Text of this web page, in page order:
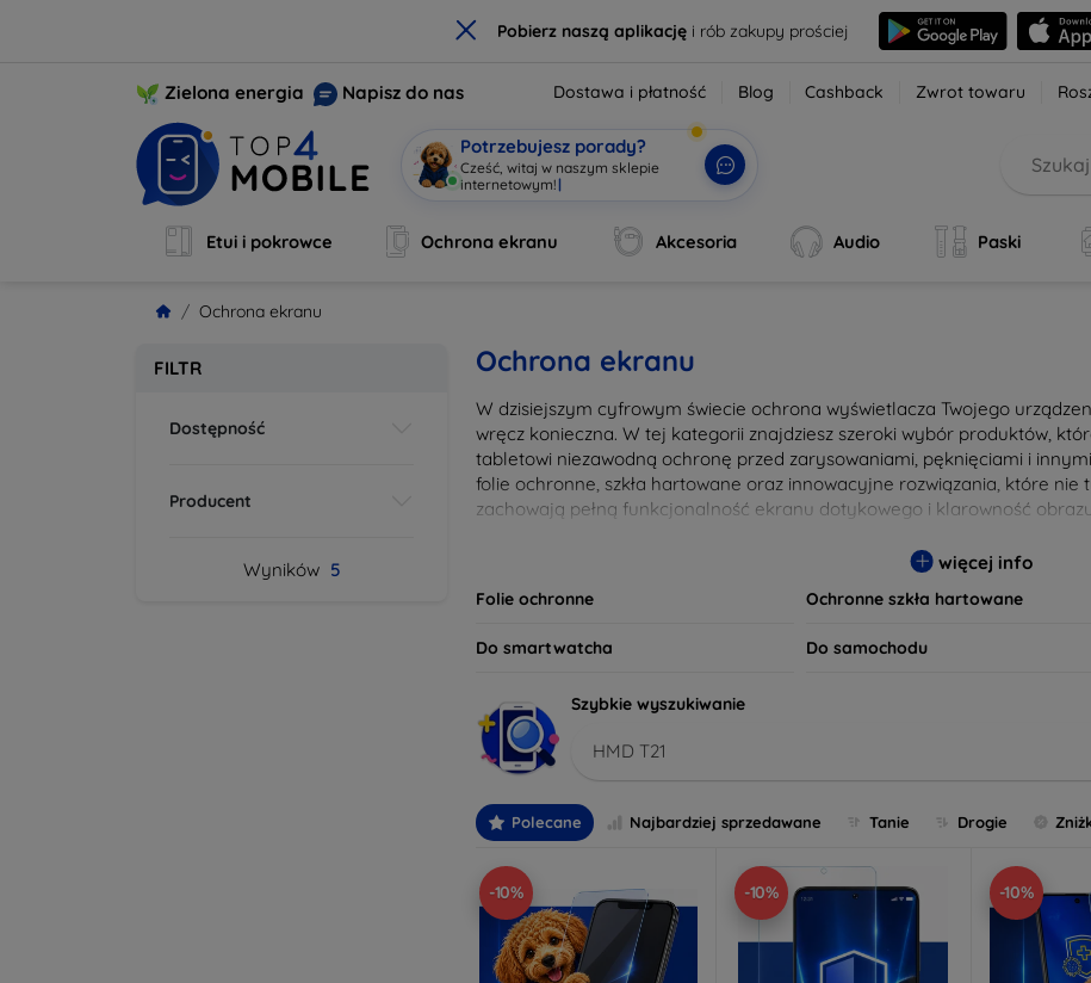
× Pobierz naszą aplikacjęi rób zakupy prościej
Zielona energia Napisz do nas Dostawa i płatność Blog Cashback Zwrot towaru
Potrzebujesz porady?
Cześć, witaj w naszym sklepie
internetowym!|
Etui i pokrowce Ochrona ekranu Akcesoria Audio Paski
Ochrona ekranu
FILTR
Dostępność
Producent
Wyników 5
Ochrona ekranu
W dzisiejszym cyfrowym świecie ochrona wyświetlacza Twojego
wręcz konieczna. W tej kategorii znajdziesz szeroki wybór produktów,
tabletowi niezawodną ochronę przed zarysowaniami, pęknięciami i
folie ochronne, szkła hartowane oraz innowacyjne rozwiązania, które
zachowają pełną funkcjonalność ekranu dotykowego i klarowność
dziś i wybierz idealną ochronę, która spełni Twoje oczekiwania oraz
więcej info
Folie ochronne Ochronne szkła hartowane
Do smartwatcha Do samochodu
Szybkie wyszukiwanie
HMD T21
Polecane Najbardziej sprzedawane Tanie Drogie
-10% -10% -10%